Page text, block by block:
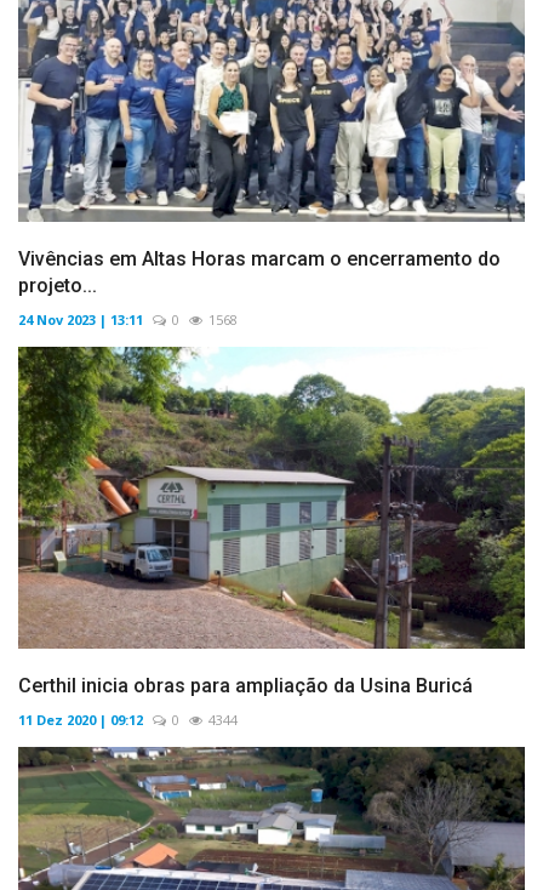
Vivências em Altas Horas marcam o encerramento do
projeto...
24 Nov 2023 | 13:11 0 1568
Certhil inicia obras para ampliação da Usina Buricá
11 Dez 2020 | 09:12 0 4344